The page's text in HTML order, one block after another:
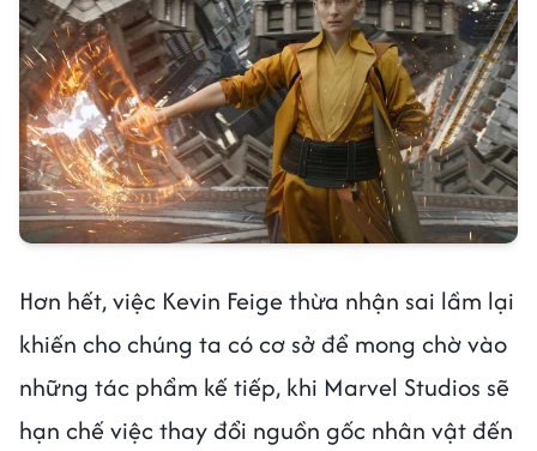
Hơn hết, việc Kevin Feige thừa nhận sai lầm lại
khiến cho chúng ta có cơ sở để mong chờ vào
những tác phẩm kế tiếp, khi Marvel Studios sẽ
hạn chế việc thay đổi nguồn gốc nhân vật đến